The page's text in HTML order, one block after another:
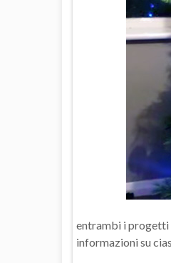
entrambi i progetti
informazioni su